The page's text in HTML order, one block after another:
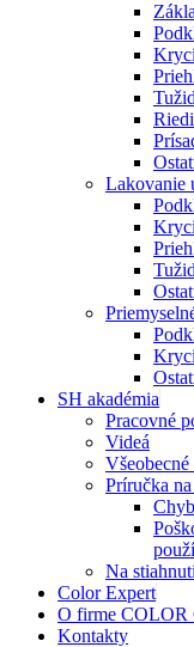
Lakovanie
SH akadémia
Pracovné
Videá
Príručka
Na
Color Expert
O firme
Kontakty